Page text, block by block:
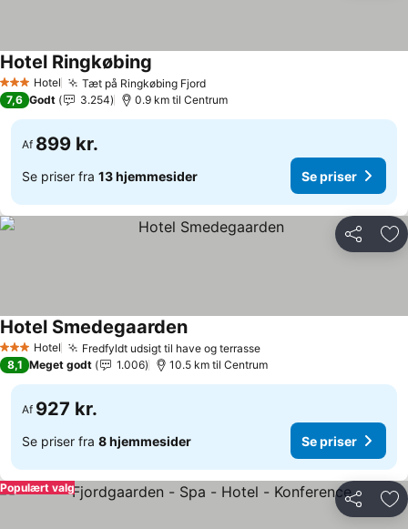
3 StjernerHotel Tæt på Ringkøbing FjordSe priser
Hotel Ringkøbing
7,6 Godt 3.254 0.9 km til Centrum
Af 899 kr.
Se priser fra 13 hjemmesider Se priser
Del
3 StjernerHotel Fredfyldt udsigt til have og terrasseSe priser
Hotel SmedegaardenSe priser
8,1 Meget godt 1.006 10.5 km til Centrum
Af 927 kr.
Se priser fra 8 hjemmesider Se priser
Del
Populært valg